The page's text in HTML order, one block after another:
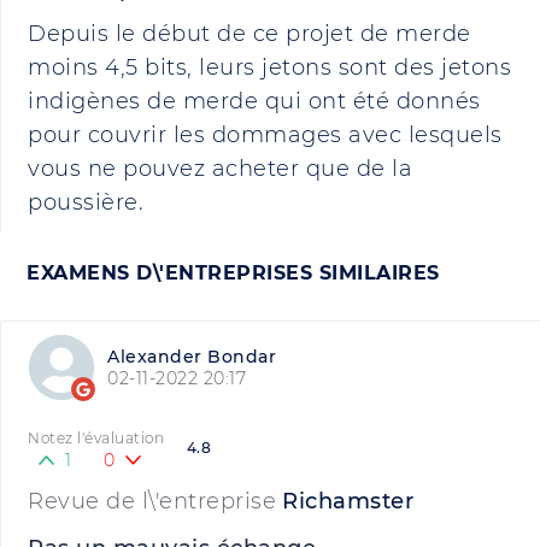
Depuis le début de ce projet de merde
moins 4,5 bits, leurs jetons sont des jetons
indigènes de merde qui ont été donnés
pour couvrir les dommages avec lesquels
vous ne pouvez acheter que de la
poussière.
EXAMENS D\'ENTREPRISES SIMILAIRES
Alexander Bondar
02-11-2022 20:17
4.8
Notez l'évaluation
1 0
Revue de l\'entreprise Richamster